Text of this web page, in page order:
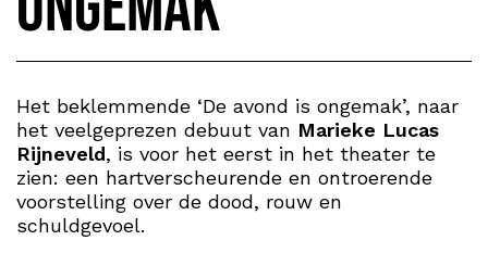
Het beklemmende ‘De avond is ongemak’, naar
het veelgeprezen debuut van Marieke Lucas
Rijneveld, is voor het eerst in het theater te
zien: een hartverscheurende en ontroerende
voorstelling over de dood, rouw en
schuldgevoel.